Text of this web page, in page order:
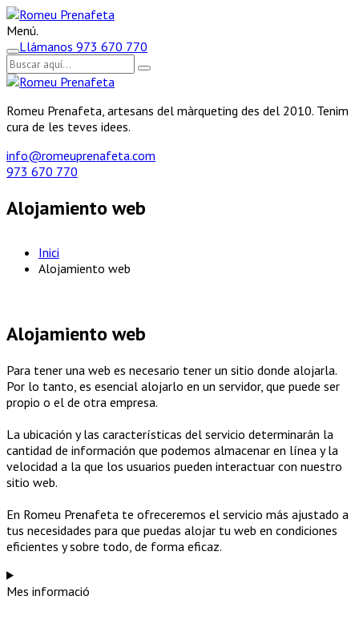
Menú.
Llámanos 973 670 770
Romeu Prenafeta, artesans del màrqueting des del 2010. Tenim
cura de les teves idees.
info@romeuprenafeta.com
973 670 770
Alojamiento web
Inici
Alojamiento web
Alojamiento web
Para tener una web es necesario tener un sitio donde alojarla.
Por lo tanto, es esencial alojarlo en un servidor, que puede ser
propio o el de otra empresa.
La ubicación y las características del servicio determinarán la
cantidad de información que podemos almacenar en línea y la
velocidad a la que los usuarios pueden interactuar con nuestro
sitio web.
En Romeu Prenafeta te ofreceremos el servicio más ajustado a
tus necesidades para que puedas alojar tu web en condiciones
eficientes y sobre todo, de forma eficaz.
Mes informació